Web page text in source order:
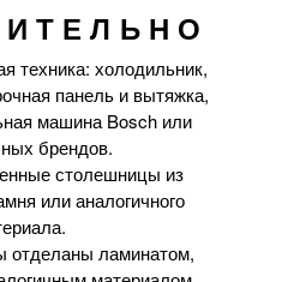
техника: холодильник,
панель и вытяжка,
машина Bosch или
брендов.
столешницы из
или аналогичного
отделаны ламинатом,